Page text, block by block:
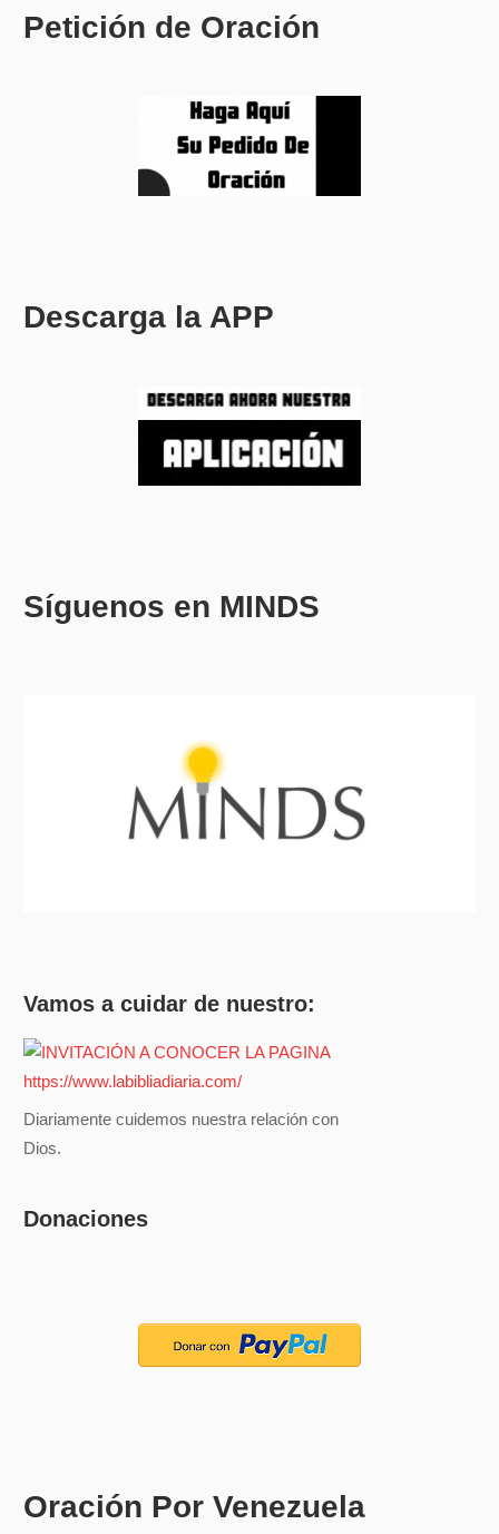
Petición de Oración
Descarga la APP
Síguenos en MINDS
Vamos a cuidar de nuestro:
Diariamente cuidemos nuestra relación con
Dios.
Donaciones
Oración Por Venezuela